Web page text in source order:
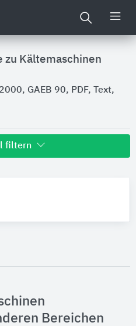
zu Kältemaschinen
GAEB 90, PDF, Text,
filtern
Bereichen